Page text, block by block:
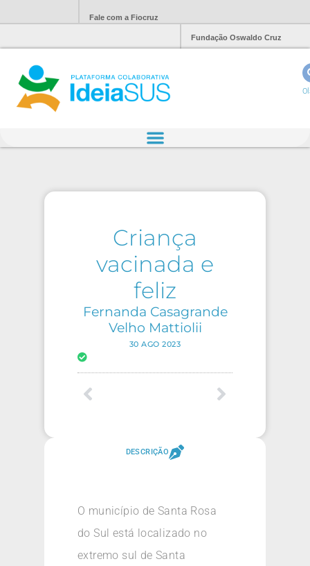
Fale com a Fiocruz
Fundação Oswaldo Cruz
Criança
vacinada e
feliz
Fernanda Casagrande
Velho Mattiolii
30 AGO 2023
DESCRIÇÃO
O município de Santa Rosa
do Sul está localizado no
extremo sul de Santa